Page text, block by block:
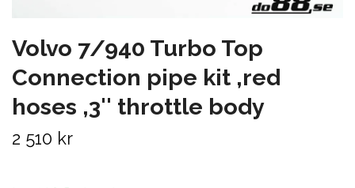
Volvo 7/940 Turbo Top
Connection pipe kit ,red
hoses ,3'' throttle body
2 510 kr